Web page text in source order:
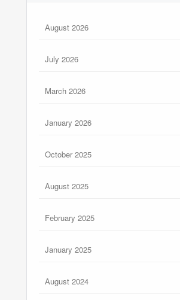
August 2026
July 2026
March 2026
January 2026
October 2025
August 2025
February 2025
January 2025
August 2024